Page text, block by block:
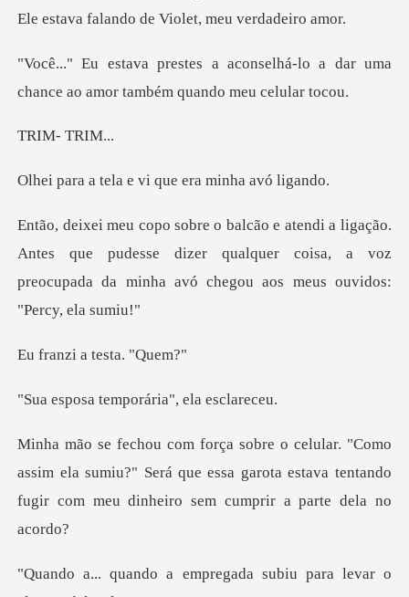
Ele estava fal
nselhá-lo a dar uma
chance ao amo
- TR
a e vi que era m
Antes que pudesse dizer qualquer coisa, a voz
preocupada
i a test
emporária", e
sim ela sumiu?" Será que essa garota estava tentando
fu
a subiu para levar o